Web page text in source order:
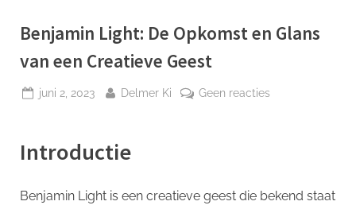
Benjamin Light: De Opkomst en Glans
van een Creatieve Geest
Geplaatst
juni 2, 2023 Door
Delmer Ki Geen reactiesop
Glans
Introductie
Benjamin Light is een creatieve geest die bekend staat